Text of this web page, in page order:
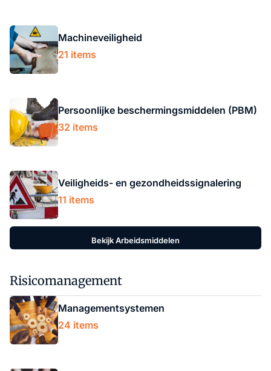
Machineveiligheid
21 items
Persoonlijke beschermingsmiddelen (PBM)
32 items
Veiligheids- en gezondheidssignalering
11 items
Bekijk Arbeidsmiddelen
Risicomanagement
Managementsystemen
24 items